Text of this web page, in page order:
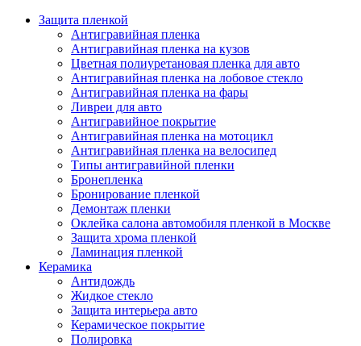
Защита пленкой
Антигравийная пленка
Антигравийная пленка на кузов
Цветная полиуретановая пленка для авто
Антигравийная пленка на лобовое стекло
Антигравийная пленка на фары
Ливреи для авто
Антигравийное покрытие
Антигравийная пленка на мотоцикл
Антигравийная пленка на велосипед
Типы антигравийной пленки
Бронепленка
Бронирование пленкой
Демонтаж пленки
Оклейка салона автомобиля пленкой в Москве
Защита хрома пленкой
Ламинация пленкой
Керамика
Антидождь
Жидкое стекло
Защита интерьера авто
Керамическое покрытие
Полировка